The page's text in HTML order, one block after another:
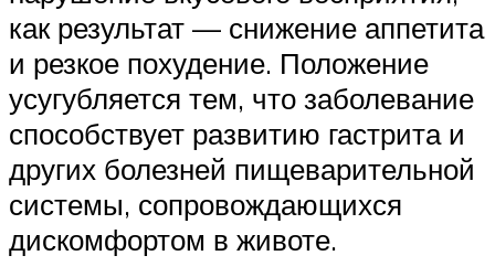
как результат — снижение аппетита
и резкое похудение. Положение
усугубляется тем, что заболевание
способствует развитию гастрита и
других болезней пищеварительной
системы, сопровождающихся
дискомфортом в животе.